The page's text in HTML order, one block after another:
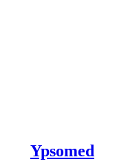
Ypsomed